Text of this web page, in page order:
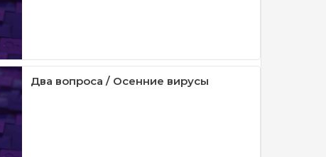
Два вопроса / Осенние вирусы